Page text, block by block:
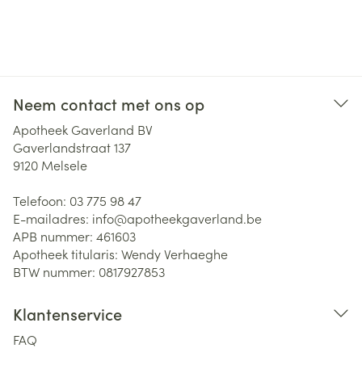
Neem contact met ons op
Apotheek Gaverland BV
Gaverlandstraat 137
9120 Melsele
Telefoon: 03 775 98 47
E-mailadres: info@apotheekgaverland.be
APB nummer: 461603
Apotheek titularis: Wendy Verhaeghe
BTW nummer: 0817927853
Klantenservice
FAQ